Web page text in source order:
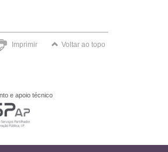
Imprimir Voltar ao topo
e apoio técnico